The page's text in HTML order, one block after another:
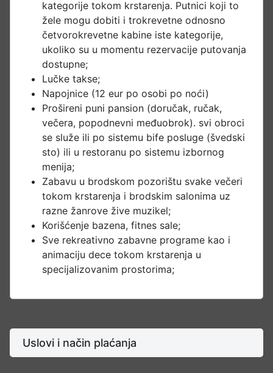
kategorije tokom krstarenja. Putnici koji to
žele mogu dobiti i trokrevetne odnosno
četvorokrevetne kabine iste kategorije,
ukoliko su u momentu rezervacije putovanja
dostupne;
Lučke takse;
Napojnice (12 eur po osobi po noći)
Prošireni puni pansion (doručak, ručak,
večera, popodnevni međuobrok). svi obroci
se služe ili po sistemu bife posluge (švedski
sto) ili u restoranu po sistemu izbornog
menija;
Zabavu u brodskom pozorištu svake večeri
tokom krstarenja i brodskim salonima uz
razne žanrove žive muzikel;
Korišćenje bazena, fitnes sale;
Sve rekreativno zabavne programe kao i
animaciju dece tokom krstarenja u
specijalizovanim prostorima;
Uslovi i način plaćanja